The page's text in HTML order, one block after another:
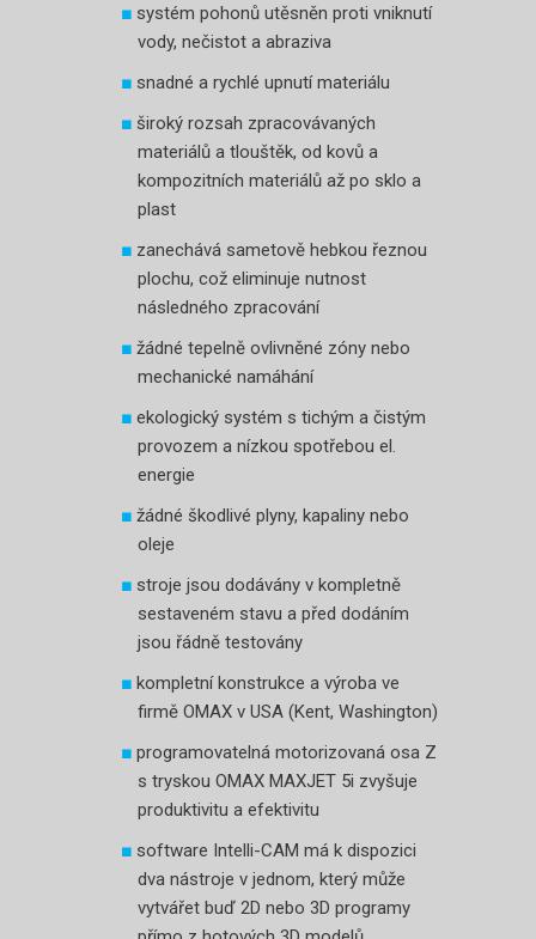
systém pohonů utěsněn proti vniknutí
vody, nečistot a abraziva
snadné a rychlé upnutí materiálu
široký rozsah zpracovávaných
materiálů a tlouštěk, od kovů a
kompozitních materiálů až po sklo a
plast
zanechává sametově hebkou řeznou
plochu, což eliminuje nutnost
následného zpracování
žádné tepelně ovlivněné zóny nebo
mechanické namáhání
ekologický systém s tichým a čistým
provozem a nízkou spotřebou el.
energie
žádné škodlivé plyny, kapaliny nebo
oleje
stroje jsou dodávány v kompletně
sestaveném stavu a před dodáním
jsou řádně testovány
kompletní konstrukce a výroba ve
firmě OMAX v USA (Kent, Washington)
programovatelná motorizovaná osa Z
s tryskou OMAX MAXJET 5i zvyšuje
produktivitu a efektivitu
software Intelli-CAM má k dispozici
dva nástroje v jednom, který může
vytvářet buď 2D nebo 3D programy